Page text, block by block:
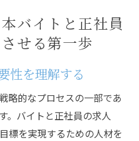
ィードバックの活用
イトと正社員への応募
た広告媒体の選択
の構成方法
バイトと正社員
せる第一歩
性を理解する
略的なプロセスの一部であ
。バイトと正社員の求人
標を実現するための人材を